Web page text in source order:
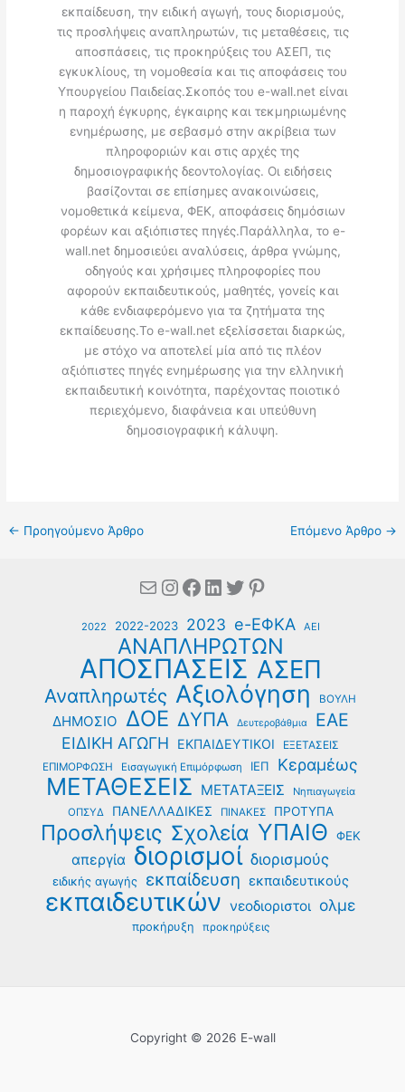
εκπαίδευση, την ειδική αγωγή, τους διορισμούς,
τις προσλήψεις αναπληρωτών, τις μεταθέσεις, τις
αποσπάσεις, τις προκηρύξεις του ΑΣΕΠ, τις
εγκυκλίους, τη νομοθεσία και τις αποφάσεις του
Υπουργείου Παιδείας.Σκοπός του e-wall.net είναι
η παροχή έγκυρης, έγκαιρης και τεκμηριωμένης
ενημέρωσης, με σεβασμό στην ακρίβεια των
πληροφοριών και στις αρχές της
δημοσιογραφικής δεοντολογίας. Οι ειδήσεις
βασίζονται σε επίσημες ανακοινώσεις,
νομοθετικά κείμενα, ΦΕΚ, αποφάσεις δημόσιων
φορέων και αξιόπιστες πηγές.Παράλληλα, το e-
wall.net δημοσιεύει αναλύσεις, άρθρα γνώμης,
οδηγούς και χρήσιμες πληροφορίες που
αφορούν εκπαιδευτικούς, μαθητές, γονείς και
κάθε ενδιαφερόμενο για τα ζητήματα της
εκπαίδευσης.Το e-wall.net εξελίσσεται διαρκώς,
με στόχο να αποτελεί μία από τις πλέον
αξιόπιστες πηγές ενημέρωσης για την ελληνική
εκπαιδευτική κοινότητα, παρέχοντας ποιοτικό
περιεχόμενο, διαφάνεια και υπεύθυνη
δημοσιογραφική κάλυψη.
← Προηγούμενο Άρθρο Επόμενο Άρθρο →
MailInstagram
Facebook
Linkedin
Twitter
Pinterest
2022 2022-2023 2023 e-ΕΦΚΑ ΑΕΙ
ΑΝΑΠΛΗΡΩΤΩΝ
ΑΠΟΣΠΑΣΕΙΣ ΑΣΕΠ
Αναπληρωτές Αξιολόγηση ΒΟΥΛΗ
ΔΗΜΟΣΙΟ ΔΟΕ ΔΥΠΑ Δευτεροβάθμια ΕΑΕ
ΕΙΔΙΚΗ ΑΓΩΓΗ ΕΚΠΑΙΔΕΥΤΙΚΟΙ ΕΞΕΤΑΣΕΙΣ
ΕΠΙΜΟΡΦΩΣΗ Εισαγωγική Επιμόρφωση ΙΕΠ Κεραμέως
ΜΕΤΑΘΕΣΕΙΣ ΜΕΤΑΤΑΞΕΙΣ
Νηπιαγωγεία
ΟΠΣΥΔ
ΠΑΝΕΛΛΑΔΙΚΕΣ ΠΙΝΑΚΕΣ ΠΡΟΤΥΠΑ
Προσλήψεις Σχολεία ΥΠΑΙΘ ΦΕΚ
απεργία διορισμοί διορισμούς
ειδικής αγωγής εκπαίδευση εκπαιδευτικούς
εκπαιδευτικών νεοδιοριστοι ολμε
προκήρυξη προκηρύξεις
Copyright © 2026 E-wall